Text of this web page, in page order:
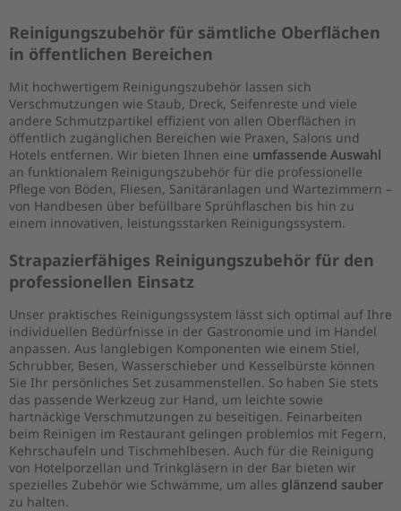
Reinigungszubehör für sämtliche Oberflächen
in öffentlichen Bereichen
Mit hochwertigem Reinigungszubehör lassen sich
Verschmutzungen wie Staub, Dreck, Seifenreste und viele
andere Schmutzpartikel effizient von allen Oberflächen in
öffentlich zugänglichen Bereichen wie Praxen, Salons und
Hotels entfernen. Wir bieten Ihnen eine umfassende Auswahl
an funktionalem Reinigungszubehör für die professionelle
Pflege von Böden, Fliesen, Sanitäranlagen und Wartezimmern –
von Handbesen über befüllbare Sprühflaschen bis hin zu
einem innovativen, leistungsstarken Reinigungssystem.
Strapazierfähiges Reinigungszubehör für den
professionellen Einsatz
Unser praktisches Reinigungssystem lässt sich optimal auf Ihre
individuellen Bedürfnisse in der Gastronomie und im Handel
anpassen. Aus langlebigen Komponenten wie einem Stiel,
Schrubber, Besen, Wasserschieber und Kesselbürste können
Sie Ihr persönliches Set zusammenstellen. So haben Sie stets
das passende Werkzeug zur Hand, um leichte sowie
hartnäckige Verschmutzungen zu beseitigen. Feinarbeiten
beim Reinigen im Restaurant gelingen problemlos mit Fegern,
Kehrschaufeln und Tischmehlbesen. Auch für die Reinigung
von Hotelporzellan und Trinkgläsern in der Bar bieten wir
spezielles Zubehör wie Schwämme, um alles glänzend sauber
zu halten.